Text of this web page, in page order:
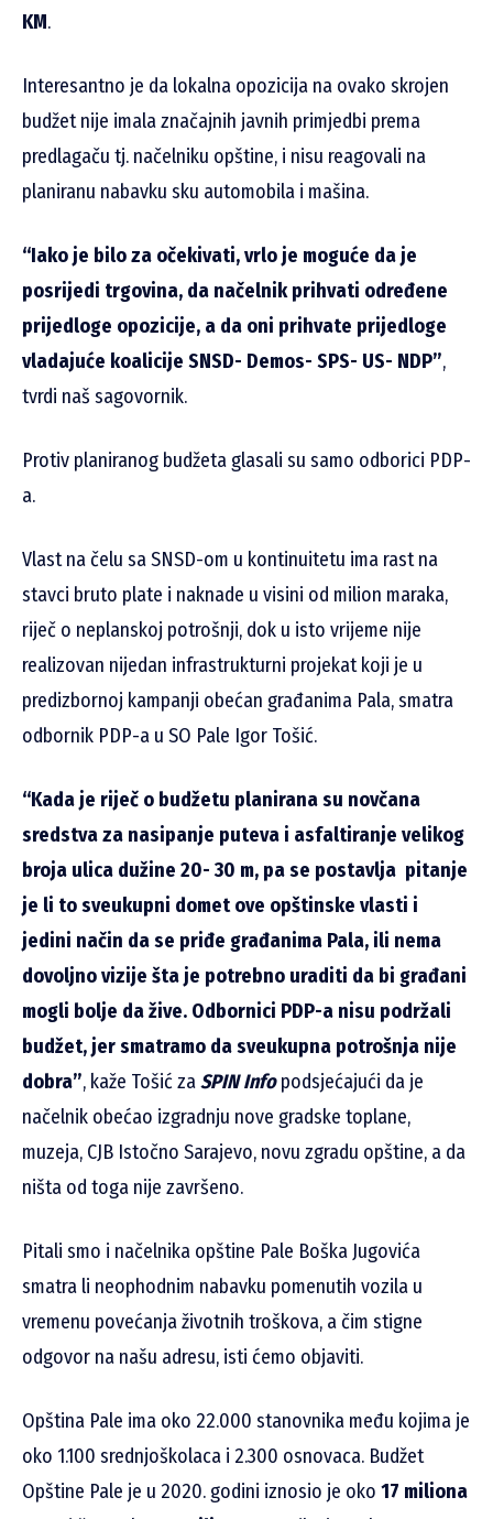
KM.
Interesantno je da lokalna opozicija na ovako skrojen
budžet nije imala značajnih javnih primjedbi prema
predlagaču tj. načelniku opštine, i nisu reagovali na
planiranu nabavku sku automobila i mašina.
“Iako je bilo za očekivati, vrlo je moguće da je
posrijedi trgovina, da načelnik prihvati određene
prijedloge opozicije, a da oni prihvate prijedloge
vladajuće koalicije SNSD- Demos- SPS- US- NDP”,
tvrdi naš sagovornik.
Protiv planiranog budžeta glasali su samo odborici PDP-
a.
Vlast na čelu sa SNSD-om u kontinuitetu ima rast na
stavci bruto plate i naknade u visini od milion maraka,
riječ o neplanskoj potrošnji, dok u isto vrijeme nije
realizovan nijedan infrastrukturni projekat koji je u
predizbornoj kampanji obećan građanima Pala, smatra
odbornik PDP-a u SO Pale Igor Tošić.
“Kada je riječ o budžetu planirana su novčana
sredstva za nasipanje puteva i asfaltiranje velikog
broja ulica dužine 20- 30 m, pa se postavlja pitanje
je li to sveukupni domet ove opštinske vlasti i
jedini način da se priđe građanima Pala, ili nema
dovoljno vizije šta je potrebno uraditi da bi građani
mogli bolje da žive. Odbornici PDP-a nisu podržali
budžet, jer smatramo da sveukupna potrošnja nije
dobra”, kaže Tošić zaSPIN Infopodsjećajući da je
načelnik obećao izgradnju nove gradske toplane,
muzeja, CJB Istočno Sarajevo, novu zgradu opštine, a da
ništa od toga nije završeno.
Pitali smo i načelnika opštine Pale Boška Jugovića
smatra li neophodnim nabavku pomenutih vozila u
vremenu povećanja životnih troškova, a čim stigne
odgovor na našu adresu, isti ćemo objaviti.
Opština Pale ima oko 22.000 stanovnika među kojima je
oko 1.100 srednjoškolaca i 2.300 osnovaca. Budžet
Opštine Pale je u 2020. godini iznosio je oko 17 miliona